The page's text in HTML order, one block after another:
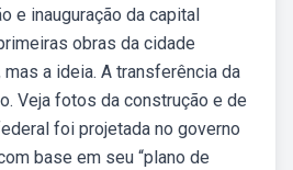
e inauguração da capital
obras da cidade
a ideia. A transferência da
Veja fotos da construção e de
foi projetada no governo
base em seu “plano de